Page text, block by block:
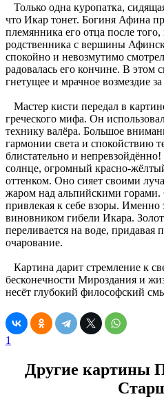
Только одна куропатка,
что Икар тонет. Богиня Афина
племянника его отца после
родственника с вершины
спокойно и невозмутимо
радовалась его кончине. В этом
гнетущее и мрачное возмездие
Мастер кисти передал в
греческого мифа. Он
технику валёра. Большое
гармонии света и спокойствию
блистательно и
солнце, огромный красно-
оттенком. Оно сияет своими
жаром над альпийскими горами.
привлекая к себе взоры. Именно
виновником гибели Икара.
переливается на воде, придавая
очарование.
Картина дарит стремление к
бесконечности Мироздания и
несёт глубокий философский
1
Другие картины